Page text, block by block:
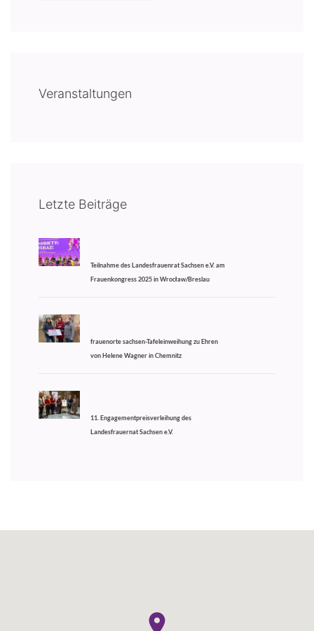
Veranstaltungen
Letzte Beiträge
Teilnahme des Landesfrauenrat Sachsen e.V. am
Frauenkongress 2025 in Wrocław/Breslau
frauenorte sachsen-Tafeleinweihung zu Ehren
von Helene Wagner in Chemnitz
11. Engagementpreisverleihung des
Landesfrauernat Sachsen e.V.